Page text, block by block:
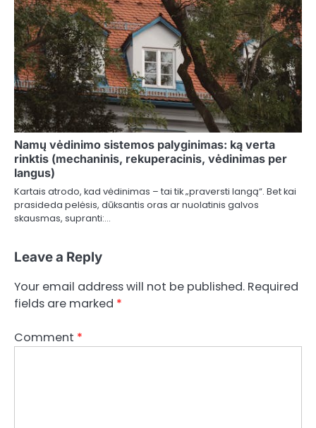
Namų vėdinimo sistemos palyginimas: ką verta
rinktis (mechaninis, rekuperacinis, vėdinimas per
langus)
Kartais atrodo, kad vėdinimas – tai tik „praversti langą“. Bet kai
prasideda pelėsis, dūksantis oras ar nuolatinis galvos
skausmas, supranti:…
Leave a Reply
Your email address will not be published. Required
fields are marked *
Comment *